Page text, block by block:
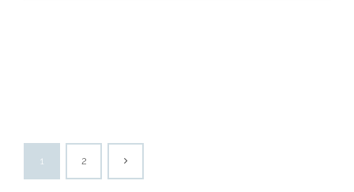
1 2